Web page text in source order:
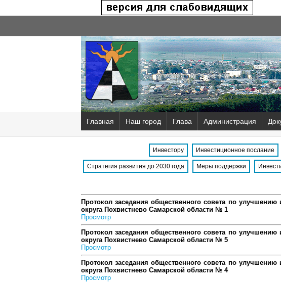
Главная Наш город Глава Администрация
Инвестору Инвестиционное послание
Стратегия развития до 2030 года Меры поддержки
Протокол заседания общественного совета по улучшению
округа Похвистнево Самарской области № 1
Просмотр
Протокол заседания общественного совета по улучшению
округа Похвистнево Самарской области № 5
Просмотр
Протокол заседания общественного совета по улучшению
округа Похвистнево Самарской области № 4
Просмотр